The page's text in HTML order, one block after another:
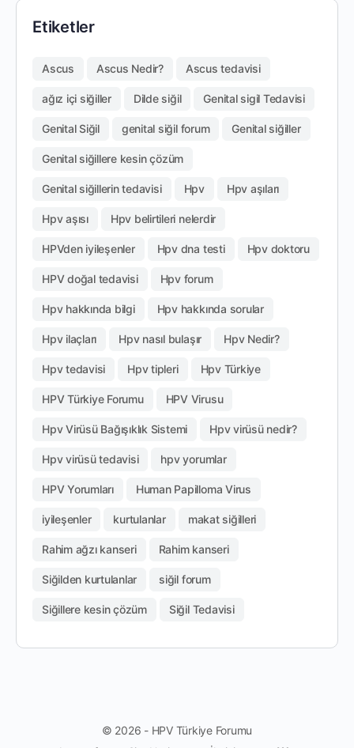
Etiketler
Ascus Ascus Nedir? Ascus tedavisi
ağız içi siğiller Dilde siğil Genital sigil Tedavisi
Genital Siğil genital siğil forum Genital siğiller
Genital siğillere kesin çözüm
Genital siğillerin tedavisi Hpv Hpv aşıları
Hpv aşısı Hpv belirtileri nelerdir
HPVden iyileşenler Hpv dna testi Hpv doktoru
HPV doğal tedavisi Hpv forum
Hpv hakkında bilgi Hpv hakkında sorular
Hpv ilaçları Hpv nasıl bulaşır Hpv Nedir?
Hpv tedavisi Hpv tipleri Hpv Türkiye
HPV Türkiye Forumu HPV Virusu
Hpv Virüsü Bağışıklık Sistemi Hpv virüsü nedir?
Hpv virüsü tedavisi hpv yorumlar
HPV Yorumları Human Papilloma Virus
iyileşenler kurtulanlar makat siğilleri
Rahim ağzı kanseri Rahim kanseri
Siğilden kurtulanlar siğil forum
Siğillere kesin çözüm Siğil Tedavisi
© 2026 - HPV Türkiye Forumu